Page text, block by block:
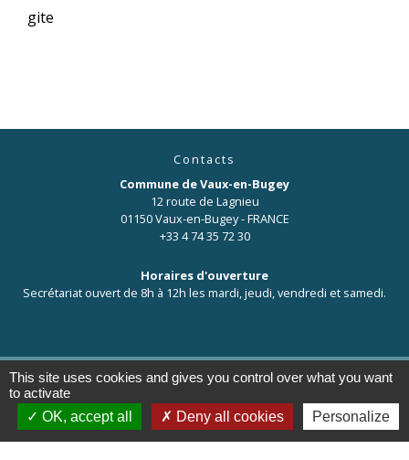
gite
Contacts
Commune de Vaux-en-Bugey
12 route de Lagnieu
01150 Vaux-en-Bugey - FRANCE
+33 4 74 35 72 30
Horaires d'ouverture
Secrétariat ouvert de 8h à 12h les mardi, jeudi, vendredi et samedi.
Liens
This site uses cookies and gives you control over what you want
to activate
OK, accept all
Deny all cookies Personalize